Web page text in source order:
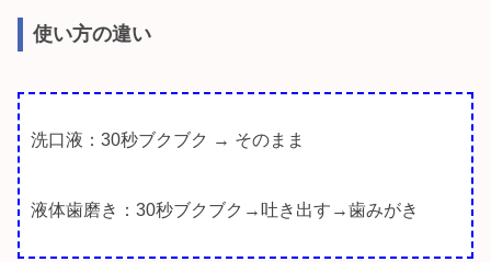
使い方の違い
洗口液：30秒ブクブク → そのまま
液体歯磨き：30秒ブクブク→吐き出す→歯みがき